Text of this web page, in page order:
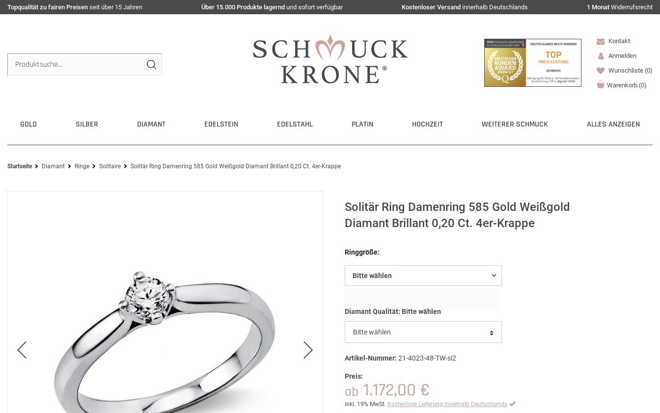
Topqualität zu fairen Preisen seit über 15 Jahren Über 15.000 Produkte lagernd und sofort verfügbar Kostenloser Versand innerhalb Deutschlands 1 Monat Widerrufsrecht
Kontakt
Anmelden
Wunschliste (0)
Warenkorb (0)
GOLD SILBER DIAMANT EDELSTEIN EDELSTAHL PLATIN HOCHZEIT WEITERER SCHMUCK ALLES ANZEIGEN
Startseite Diamant Ringe Solitaire Solitär Ring Damenring 585 Gold Weißgold Diamant Brillant 0,20 Ct. 4er-Krappe
Solitär Ring Damenring 585 Gold Weißgold
Diamant Brillant 0,20 Ct. 4er-Krappe
Ringgröße:
Bitte wählen
Diamant Qualität: Bitte wählen
Artikel-Nummer: 21-4023-48-TW-si2
Preis:
ab 1.172,00 €
inkl. 19% MwSt. Kostenlose Lieferung innerhalb Deutschlands